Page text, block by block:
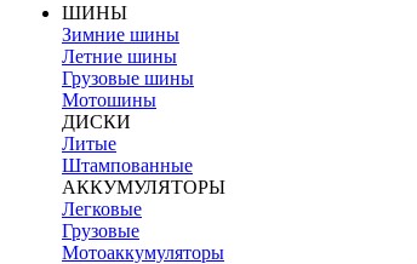
ШИНЫ
Зимние шины
Летние шины
Грузовые шины
Мотошины
ДИСКИ
Литые
Штампованные
АККУМУЛЯТОРЫ
Легковые
Грузовые
Мотоаккумуляторы